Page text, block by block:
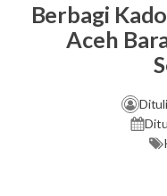
Berbagi
Aceh